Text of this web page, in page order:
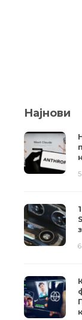
Најнови